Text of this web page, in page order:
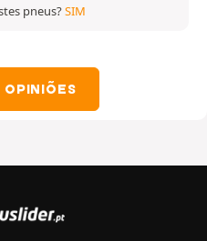
pneus?SIM
OPINIÕES